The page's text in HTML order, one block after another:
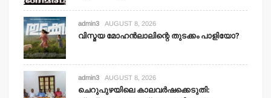
admin3 AUGUST 8, 2026
വിസ്മയ മോഹന്‍ലാലിന്റെ തുടക്കം പാളിയോ?
admin3 AUGUST 8, 2026
ചെറുപുഴയിലെ കാലവര്‍ഷക്കെടുതി: